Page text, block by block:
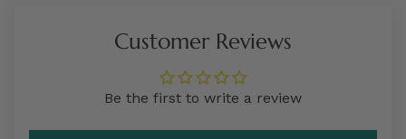
Customer Reviews
Be the first to write a review